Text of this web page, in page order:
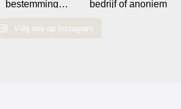
Volg ons op Instagram